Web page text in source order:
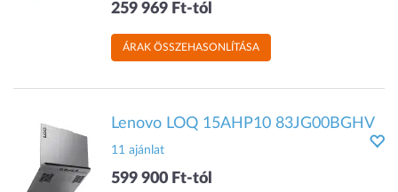
259 969 Ft-tól
ÁRAK ÖSSZEHASONLÍTÁSA
Lenovo LOQ 15AHP10 83JG00BGHV
11 ajánlat
599 900 Ft-tól